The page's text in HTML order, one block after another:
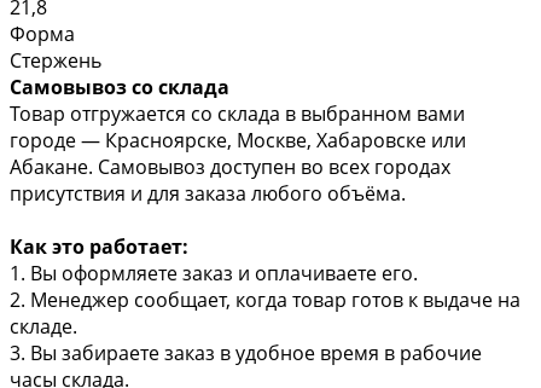
21,8
Форма
Стержень
Самовывоз со склада
Товар отгружается со склада в выбранном вами
городе — Красноярске, Москве, Хабаровске или
Абакане. Самовывоз доступен во всех городах
присутствия и для заказа любого объёма.
Как это работает:
1. Вы оформляете заказ и оплачиваете его.
2. Менеджер сообщает, когда товар готов к выдаче на
складе.
3. Вы забираете заказ в удобное время в рабочие
часы склада.